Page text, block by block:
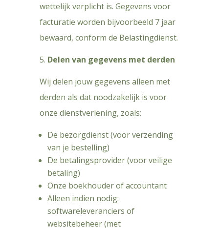
wettelijk verplicht is. Gegevens voor
facturatie worden bijvoorbeeld 7 jaar
bewaard, conform de Belastingdienst.
Delen van gegevens met derden
Wij delen jouw gegevens alleen met
derden als dat noodzakelijk is voor
onze dienstverlening, zoals:
De bezorgdienst (voor verzending
van je bestelling)
De betalingsprovider (voor veilige
betaling)
Onze boekhouder of accountant
Alleen indien nodig:
softwareleveranciers of
websitebeheer (met